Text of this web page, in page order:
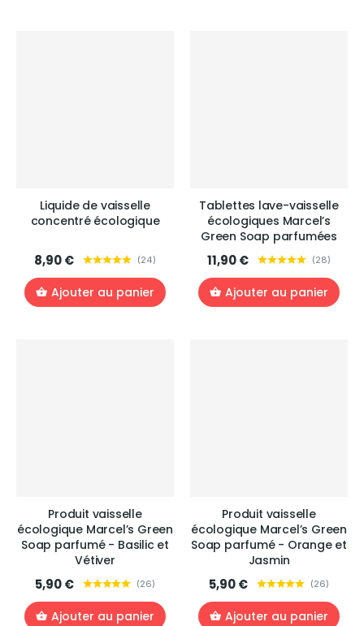
Liquide de vaisselle
concentré écologique
8,90 € (24)
Ajouter au panier
Tablettes lave-vaisselle
écologiques Marcel’s
Green Soap parfumées
11,90 € (28)
Ajouter au panier
Produit vaisselle
écologique Marcel’s Green
Soap parfumé - Basilic et
Vétiver
5,90 € (26)
Ajouter au panier
Produit vaisselle
écologique Marcel’s Green
Soap parfumé - Orange et
Jasmin
5,90 € (26)
Ajouter au panier